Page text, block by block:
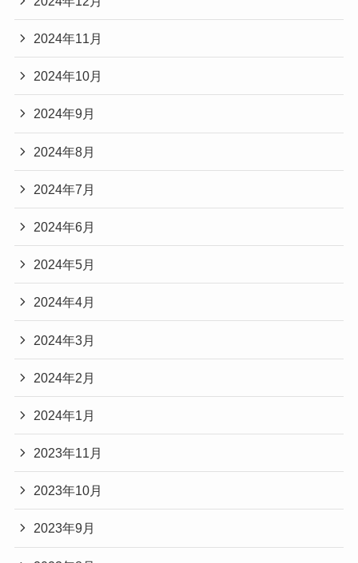
2024年11月
2024年10月
2024年9月
2024年8月
2024年7月
2024年6月
2024年5月
2024年4月
2024年3月
2024年2月
2024年1月
2023年11月
2023年10月
2023年9月